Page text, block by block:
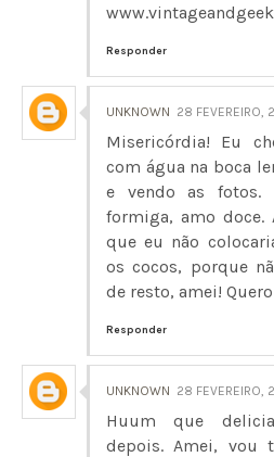
Responder
UNKNOWN 28 FEVEREIRO,
Misericórdia! Eu
com água na boca
e vendo as fotos.
formiga, amo doce.
que eu não
os cocos, porque
de resto, amei!
Responder
UNKNOWN 28 FEVEREIRO,
Huum que
depois. Amei, vou